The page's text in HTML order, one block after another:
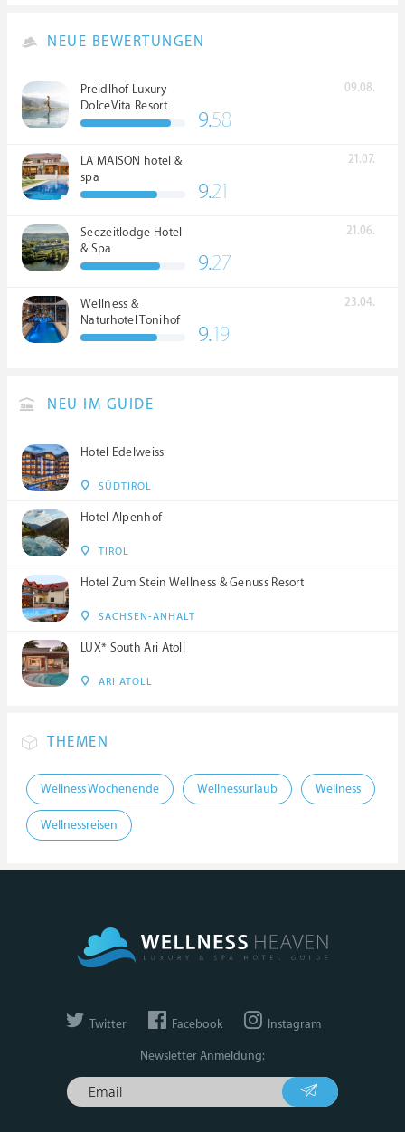
NEUE BEWERTUNGEN
Preidlhof Luxury
DolceVita Resort
*****
09.08.
9.58
LA MAISON hotel &
spa
21.07.
9.21
Seezeitlodge Hotel
& Spa
21.06.
9.27
Wellness &
Naturhotel Tonihof
****S
23.04.
9.19
NEU IM GUIDE
Hotel Edelweiss
SÜDTIROL
Hotel Alpenhof
TIROL
Hotel Zum Stein Wellness & Genuss Resort
SACHSEN-ANHALT
LUX* South Ari Atoll
ARI ATOLL
THEMEN
Wellness Wochenende Wellnessurlaub Wellness
Wellnessreisen
Twitter Facebook Instagram
Newsletter Anmeldung: